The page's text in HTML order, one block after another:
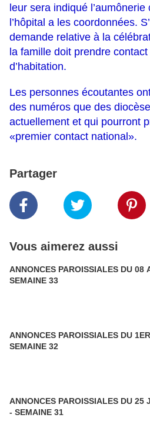
leur sera indiqué
l’hôpital a les coordonnées.
demande relative à la
la famille doit prendre
d’habitation.
Les personnes écoutantes
des numéros que des
actuellement et qui pourront
«premier contact national ».
Partager
Vous aimerez aussi
ANNONCES PAROISSIALES DU 08
SEMAINE 33
ANNONCES PAROISSIALES DU
SEMAINE 32
ANNONCES PAROISSIALES DU
- SEMAINE 31